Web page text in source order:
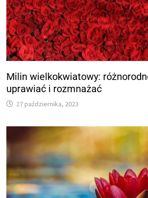
Milin wielkokwiatowy:
uprawiać i rozmnażać
27 października, 2023